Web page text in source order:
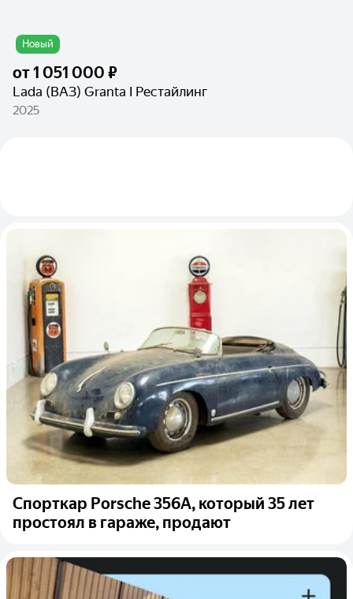
Новый
от1 051 000 ₽
Lada (ВАЗ) Granta I Рестайлинг
2025
Спорткар Porsche 356А, который 35 лет
простоял в гараже, продают